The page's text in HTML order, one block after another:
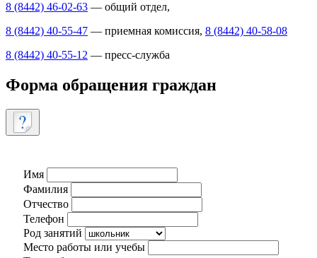
8 (8442) 46-02-63 — общий отдел,
8 (8442) 40-55-47 — приемная комиссия, 8 (8442) 40-58-08
8 (8442) 40-55-12 — пресс-служба
Форма обращения граждан
Имя
Фамилия
Отчество
Телефон
Род занятий
Место работы или учебы